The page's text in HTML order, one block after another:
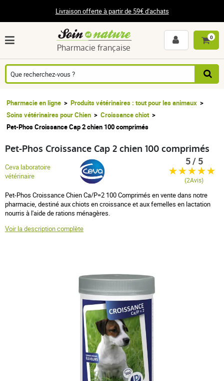
Livraison offerte à partir de 59€ d'achats
Pharmacie française
0
Pharmacie en ligne
Produits vétérinaires : tout pour les animaux
Soins vétérinaires pour Chien
Croissance chiot
Pet-Phos Croissance Cap 2 chien 100 comprimés
Pet-Phos Croissance Cap 2 chien 100 comprimés
Ceva laboratoire
vétérinaire
Pet-Phos Croissance Chien Ca/P=2 100 Comprimés en vente dans notre
pharmacie, destiné aux chiots en croissance et aux femelles en lactation
nourris à l'aide de rations ménagères.
Voir la description complète
5 / 5
(2Avis)